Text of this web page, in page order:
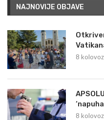
NAJNOVIJE OBJAVE
8
8